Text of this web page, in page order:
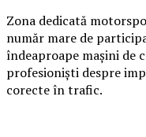
Zona dedicată
număr mare de
îndeaproape mașini de
profesioniști despre
corecte în trafic.